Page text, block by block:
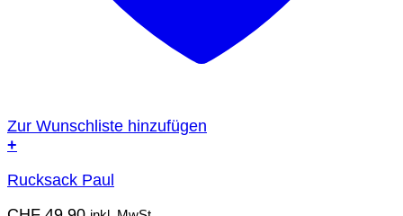
Zur Wunschliste hinzufügen
+
Rucksack Paul